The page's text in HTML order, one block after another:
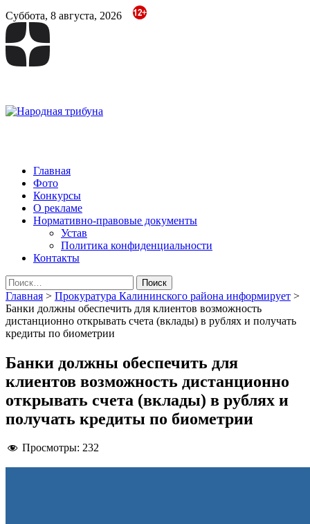
Суббота, 8 августа, 2026
Народная трибуна
Калининская районная газета
Главная
Фото
Конкурсы
О рекламе
Нормативно-правовые документы
Устав
Политика конфиденциальности
Контакты
Найти:
Главная > Прокуратура Калининского района информирует >
Банки должны обеспечить для клиентов возможность
дистанционно открывать счета (вклады) в рублях и получать
кредиты по биометрии
Банки должны обеспечить для
клиентов возможность дистанционно
открывать счета (вклады) в рублях и
получать кредиты по биометрии
Просмотры: 232